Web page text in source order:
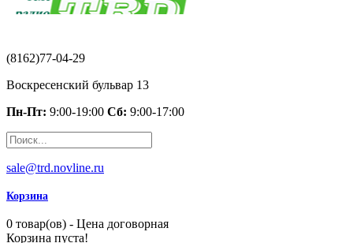
(8162)77-04-29
Воскресенский бульвар 13
Пн-Пт: 9:00-19:00 Сб: 9:00-17:00
sale@trd.novline.ru
Корзина
0 товар(ов) - Цена договорная
Корзина пуста!